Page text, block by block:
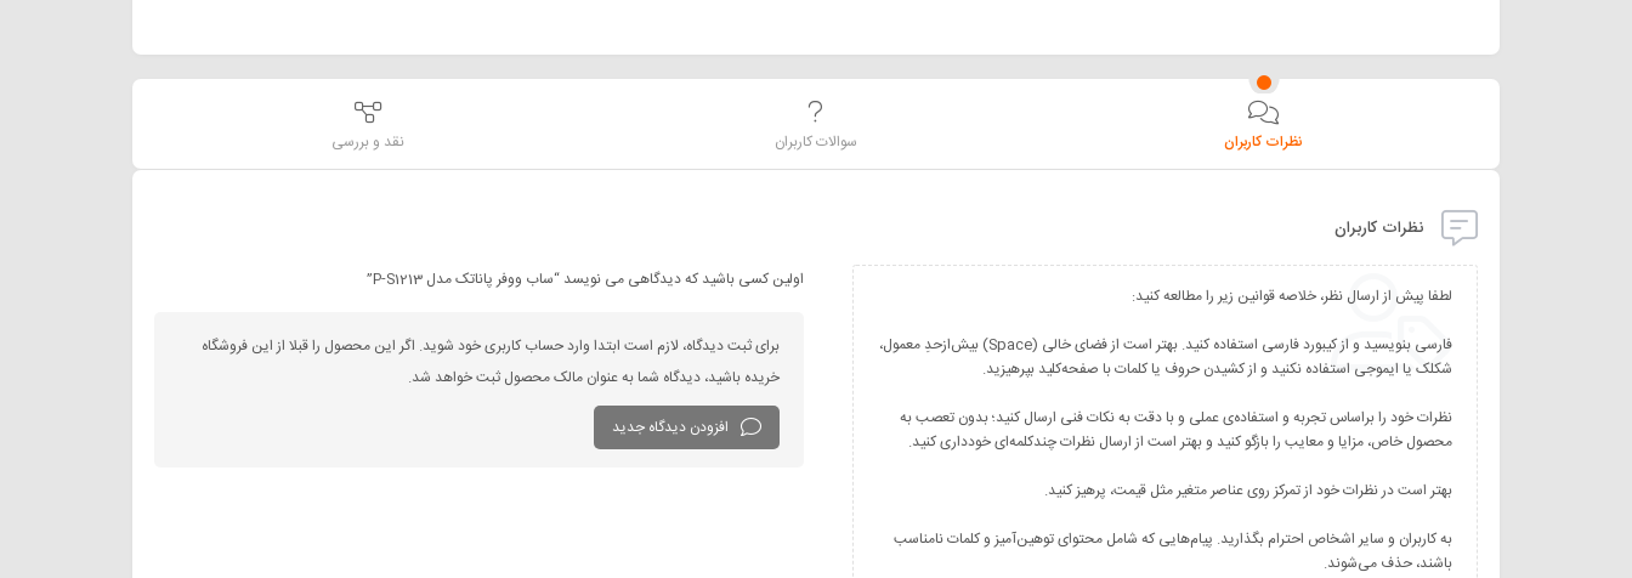
نظرات کاربران سوالات کاربران نقد و بررسی
نظرات کاربران
فارسی بنویسید و از کیبورد فارسی استفاده کنید. بهتر است از فضای خالی (Space) بیش‌از‌حدِ معمول،
نظرات خود را براساس تجربه و استفاده‌ی عملی و با دقت به نکات فنی ارسال کنید؛ بدون تعصب به
به کاربران و سایر اشخاص احترام بگذارید. پیام‌هایی که شامل محتوای توهین‌آمیز و کلمات نامناسب
باشند، حذف می‌شوند.
اولین کسی باشید که دیدگاهی می نویسد “ساب ووفر پاناتک مدل P-S1213”
برای ثبت دیدگاه، لازم است ابتدا وارد حساب کاربری خود شوید. اگر این محصول را قبلا از این فروشگاه
خریده باشید، دیدگاه شما به عنوان مالک محصول ثبت خواهد شد.
افزودن دیدگاه جدید